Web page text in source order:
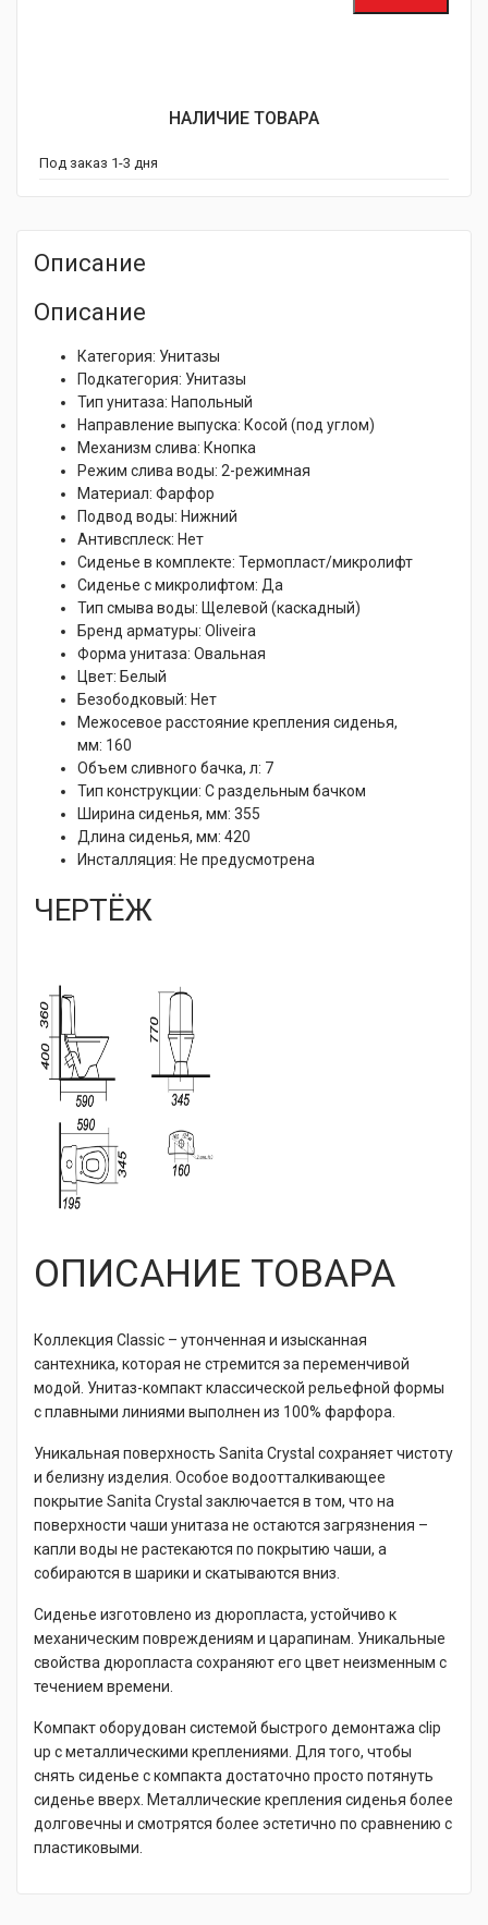
НАЛИЧИЕ ТОВАРА
Под заказ 1-3 дня
Описание
Описание
Категория: Унитазы
Подкатегория: Унитазы
Тип унитаза: Напольный
Направление выпуска: Косой (под углом)
Механизм слива: Кнопка
Режим слива воды: 2-режимная
Материал: Фарфор
Подвод воды: Нижний
Антивсплеск: Нет
Сиденье в комплекте: Термопласт/микролифт
Сиденье с микролифтом: Да
Тип смыва воды: Щелевой (каскадный)
Бренд арматуры: Oliveira
Форма унитаза: Овальная
Цвет: Белый
Безободковый: Нет
Межосевое расстояние крепления сиденья,
мм: 160
Объем сливного бачка, л: 7
Тип конструкции: С раздельным бачком
Ширина сиденья, мм: 355
Длина сиденья, мм: 420
Инсталляция: Не предусмотрена
ЧЕРТЁЖ
ОПИСАНИЕ ТОВАРА
Коллекция Classic – утонченная и изысканная
сантехника, которая не стремится за переменчивой
модой. Унитаз-компакт классической рельефной формы
с плавными линиями выполнен из 100% фарфора.
Уникальная поверхность Sanita Crystal сохраняет чистоту
и белизну изделия. Особое водоотталкивающее
покрытие Sanita Crystal заключается в том, что на
поверхности чаши унитаза не остаются загрязнения –
капли воды не растекаются по покрытию чаши, а
собираются в шарики и скатываются вниз.
Сиденье изготовлено из дюропласта, устойчиво к
механическим повреждениям и царапинам. Уникальные
свойства дюропласта сохраняют его цвет неизменным с
течением времени.
Компакт оборудован системой быстрого демонтажа clip
up с металлическими креплениями. Для того, чтобы
снять сиденье с компакта достаточно просто потянуть
сиденье вверх. Металлические крепления сиденья более
долговечны и смотрятся более эстетично по сравнению с
пластиковыми.